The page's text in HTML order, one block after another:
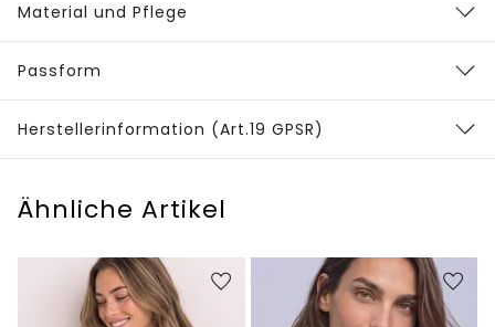
Material und Pflege
Passform
Herstellerinformation (Art.19 GPSR)
Ähnliche Artikel